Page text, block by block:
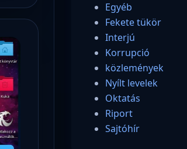
Egyéb
Fekete tükör
Interjú
Korrupció
közlemények
Nyílt levelek
Oktatás
Riport
Sajtóhír